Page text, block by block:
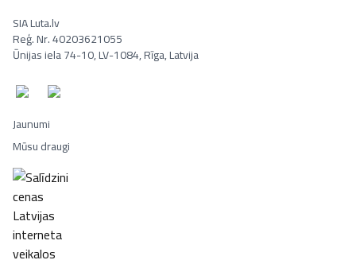
SIA Luta.lv
Reģ. Nr. 40203621055
Ūnijas iela 74-10, LV-1084, Rīga, Latvija
Jaunumi
Mūsu draugi